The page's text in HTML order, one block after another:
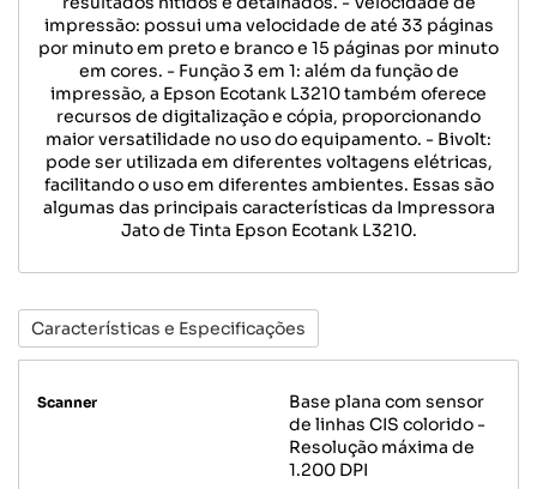
impressão: possui uma velocidade de até 33 páginas
por minuto em preto e branco e 15 páginas por minuto
em cores. - Função 3 em 1: além da função de
impressão, a Epson Ecotank L3210 também oferece
recursos de digitalização e cópia, proporcionando
maior versatilidade no uso do equipamento. - Bivolt:
pode ser utilizada em diferentes voltagens elétricas,
facilitando o uso em diferentes ambientes. Essas são
algumas das principais características da Impressora
Jato de Tinta Epson Ecotank L3210.
Características e Especificações
Scanner
Base plana com sensor
de linhas CIS colorido -
Resolução máxima de
1.200 DPI